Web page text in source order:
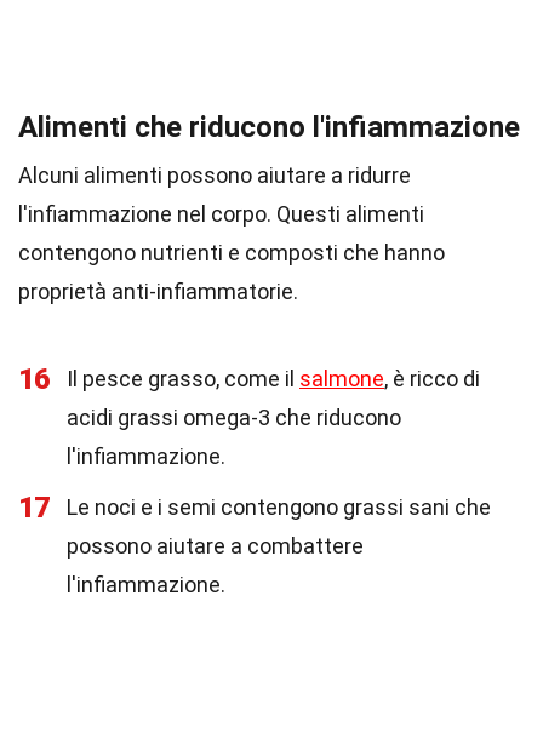
Alimenti che riducono l'infiammazione
Alcuni alimenti possono aiutare a ridurre
l'infiammazione nel corpo. Questi alimenti
contengono nutrienti e composti che hanno
proprietà anti-infiammatorie.
16 Il pesce grasso, come il salmone, è ricco di
acidi grassi omega-3 che riducono
l'infiammazione.
17
Le noci e i semi contengono grassi sani che
possono aiutare a combattere
l'infiammazione.